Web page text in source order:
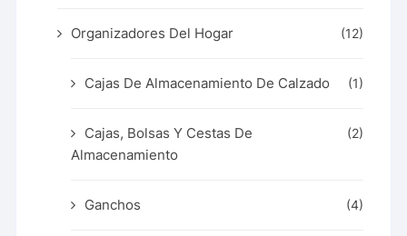
Organizadores Del Hogar (12)
Cajas De Almacenamiento De Calzado (1)
Cajas, Bolsas Y Cestas De
Almacenamiento
(2)
Ganchos (4)